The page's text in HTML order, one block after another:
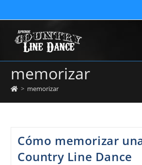
memorizar
> memorizar
Cómo memorizar
Country Line Dance